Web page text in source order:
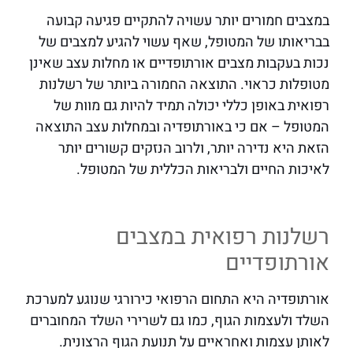
במצבים חמורים יותר עשויה להתקיים פגיעה קבועה
בבריאותו של המטופל, שאף עשוי להגיע למצבים של
נכות בעקבות מצבים אורתופדיים או מחלות עצב שאינן
מטופלות כראוי. התוצאה החמורה ביותר של רשלנות
רפואית באופן כללי יכולה תמיד להיות גם מוות של
המטופל – אם כי באורתופדיה ובמחלות עצב התוצאה
הזאת היא נדירה יותר, ולרוב הנזקים קשורים יותר
לאיכות החיים ולבריאות הכללית של המטופל.
רשלנות רפואית במצבים
אורתופדיים
אורתופדיה היא התחום הרפואי כירורגי שנוגע למערכת
השלד ולעצמות הגוף, כמו גם לשרירי השלד המחוברים
לאותן עצמות ואחראיים על תנועת הגוף הרצונית.